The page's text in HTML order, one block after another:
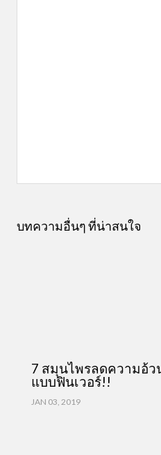
บทความอื่นๆ ที่น่าสนใจ
7 สมุนไพรลดความอ้
แบบฟินเวอร์!!
JAN 03, 2019